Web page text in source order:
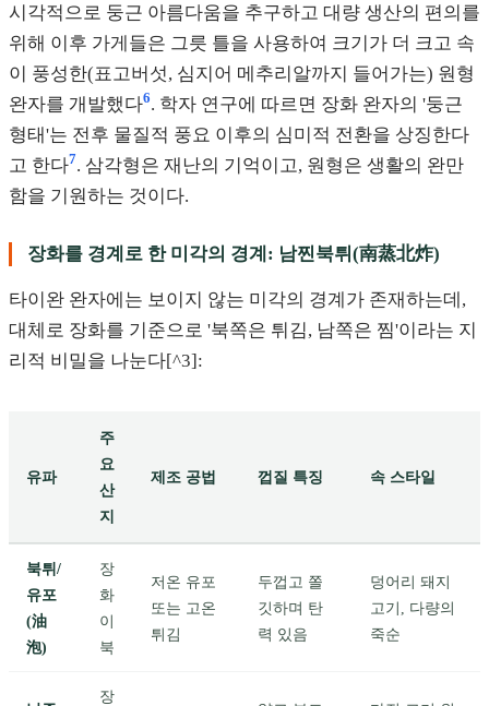
시각적으로 둥근 아름다움을 추구하고 대량 생산의 편의를
위해 이후 가게들은 그릇 틀을 사용하여 크기가 더 크고 속
이 풍성한(표고버섯, 심지어 메추리알까지 들어가는) 원형
완자를 개발했다6. 학자 연구에 따르면 장화 완자의 '둥근
형태'는 전후 물질적 풍요 이후의 심미적 전환을 상징한다
고 한다7. 삼각형은 재난의 기억이고, 원형은 생활의 완만
함을 기원하는 것이다.
장화를 경계로 한 미각의 경계: 남찐북튀(南蒸北炸)
타이완 완자에는 보이지 않는 미각의 경계가 존재하는데,
대체로 장화를 기준으로 '북쪽은 튀김, 남쪽은 찜'이라는 지
리적 비밀을 나눈다[^3]:
유파
주
요
산
지
제조 공법 껍질 특징 속 스타일
북튀/
유포
(油
泡)
장
화
이
북
저온 유포
또는 고온
튀김
두껍고 쫄
깃하며 탄
력 있음
덩어리 돼지
고기, 다량의
죽순
장